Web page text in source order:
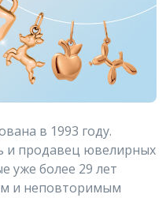
в 1993 году.
и продавец ювелирных
уже более 29 лет
и неповторимым